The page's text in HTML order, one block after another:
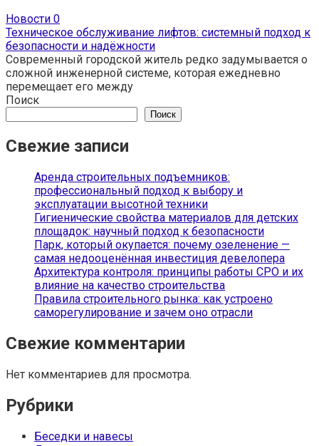
Новости 0
Техническое обслуживание лифтов: системный подход к
безопасности и надёжности
Современный городской житель редко задумывается о
сложной инженерной системе, которая ежедневно
перемещает его между
Поиск
Поиск
Свежие записи
Аренда строительных подъемников:
профессиональный подход к выбору и
эксплуатации высотной техники
Гигиенические свойства материалов для детских
площадок: научный подход к безопасности
Парк, который окупается: почему озеленение —
самая недооценённая инвестиция девелопера
Архитектура контроля: принципы работы СРО и их
влияние на качество строительства
Правила строительного рынка: как устроено
саморегулирование и зачем оно отрасли
Свежие комментарии
Нет комментариев для просмотра.
Рубрики
Беседки и навесы